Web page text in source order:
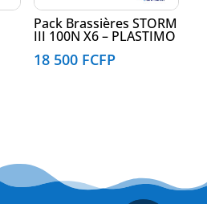
Pack Brassières STORM
III 100N X6 – PLASTIMO
18 500 FCFP